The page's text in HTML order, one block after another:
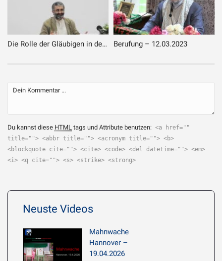
Die Rolle der Gläubigen in der Mahdawiyya-Bewegung Berufung – 12.03.2023
Du kannst diese HTML tags und Attribute benutzen: <a href=""
title=""> <abbr title=""> <acronym title=""> <b>
<blockquote cite=""> <cite> <code> <del datetime=""> <em>
<i> <q cite=""> <s> <strike> <strong>
Neuste Videos
Mahnwache
Hannover –
19.04.2026